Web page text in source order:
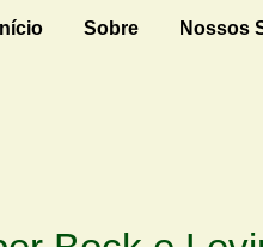
Início Sobre Nossos